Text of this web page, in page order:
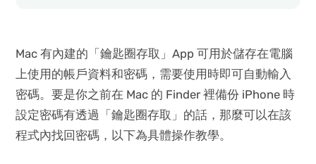
Mac 有內建的「鑰匙圈存取」App 可用於儲存在電腦
上使用的帳戶資料和密碼，需要使用時即可自動輸入
密碼。要是你之前在 Mac 的 Finder 裡備份 iPhone 時
設定密碼有透過「鑰匙圈存取」的話，那麼可以在該
程式內找回密碼，以下為具體操作教學。